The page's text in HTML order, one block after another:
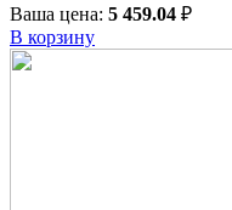
Ваша цена: 5 459.04 ₽
В корзину